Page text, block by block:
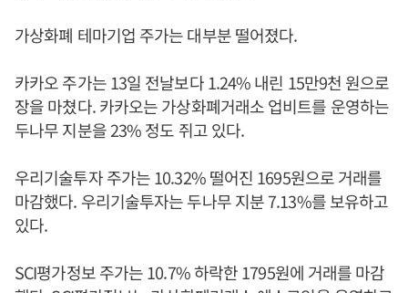
가상화폐 테마기업 주가는 대부분 떨어졌다.
카카오 주가는 13일 전날보다 1.24% 내린 15만9천 원으로
장을 마쳤다. 카카오는 가상화폐거래소 업비트를 운영하는
두나무 지분을 23% 정도 쥐고 있다.
우리기술투자 주가는 10.32% 떨어진 1695원으로 거래를
마감했다. 우리기술투자는 두나무 지분 7.13%를 보유하고
있다.
SCI평가정보 주가는 10.7% 하락한 1795원에 거래를 마감